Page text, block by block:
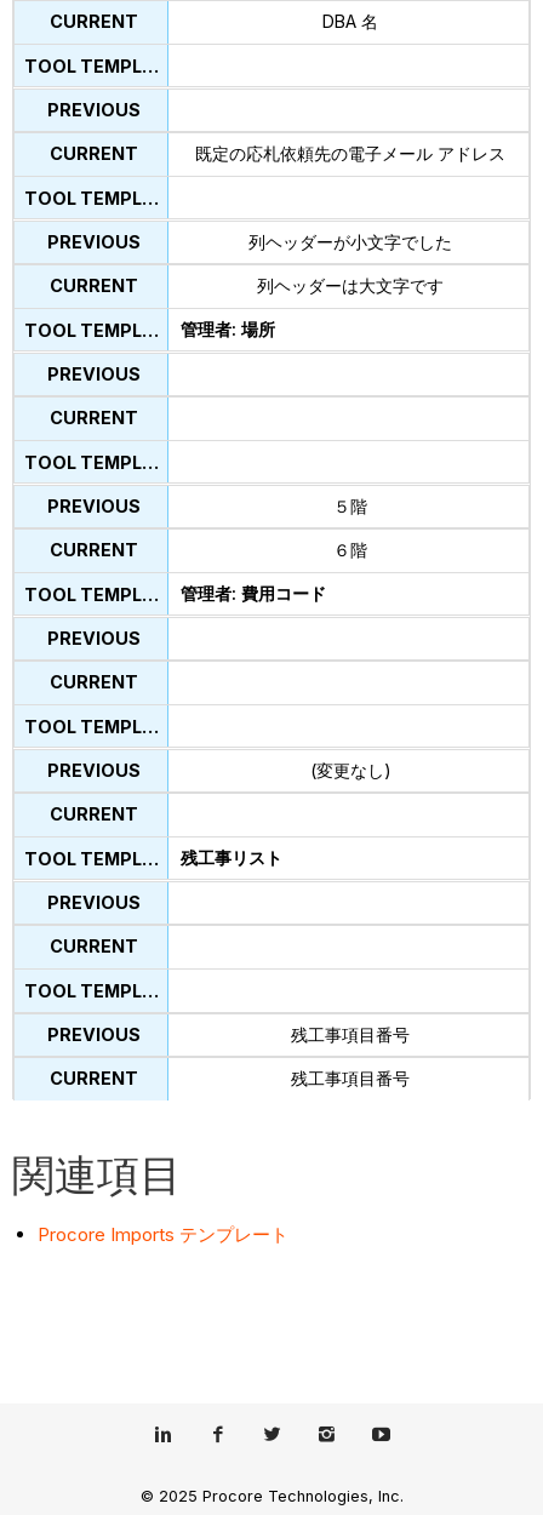
DBA 名
既定の応札依頼先の電子メール アドレス
列ヘッダーが小文字でした
列ヘッダーは大文字です
管理者: 場所
５階
６階
管理者: 費用コード
(変更なし)
残工事リスト
残工事項目番号
残工事項目番号
関連項目
Procore Imports テンプレート
© 2025 Procore Technologies, Inc.